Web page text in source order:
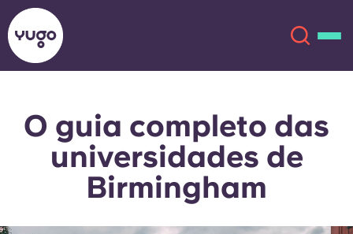
Sobre
Localizações
English (GB)
English (US)
O guia completo das
universidades de
Birmingham